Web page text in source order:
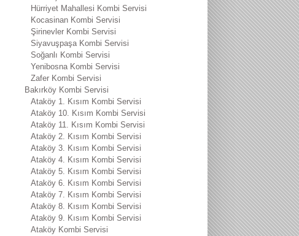
Hürriyet Mahallesi Kombi Servisi
Kocasinan Kombi Servisi
Şirinevler Kombi Servisi
Siyavuşpaşa Kombi Servisi
Soğanlı Kombi Servisi
Yenibosna Kombi Servisi
Zafer Kombi Servisi
Bakırköy Kombi Servisi
Ataköy 1. Kısım Kombi Servisi
Ataköy 10. Kısım Kombi Servisi
Ataköy 11. Kısım Kombi Servisi
Ataköy 2. Kısım Kombi Servisi
Ataköy 3. Kısım Kombi Servisi
Ataköy 4. Kısım Kombi Servisi
Ataköy 5. Kısım Kombi Servisi
Ataköy 6. Kısım Kombi Servisi
Ataköy 7. Kısım Kombi Servisi
Ataköy 8. Kısım Kombi Servisi
Ataköy 9. Kısım Kombi Servisi
Ataköy Kombi Servisi